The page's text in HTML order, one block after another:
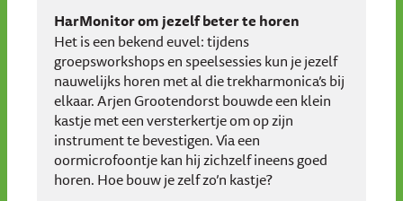
HarMonitor om jezelf beter te horen
Het is een bekend euvel: tijdens
groepsworkshops en speelsessies kun je jezelf
nauwelijks horen met al die trekharmonica’s bij
elkaar. Arjen Grootendorst bouwde een klein
kastje met een versterkertje om op zijn
instrument te bevestigen. Via een
oormicrofoontje kan hij zichzelf ineens goed
horen. Hoe bouw je zelf zo’n kastje?